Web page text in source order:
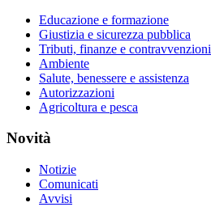
Educazione e formazione
Giustizia e sicurezza pubblica
Tributi, finanze e contravvenzioni
Ambiente
Salute, benessere e assistenza
Autorizzazioni
Agricoltura e pesca
Novità
Notizie
Comunicati
Avvisi